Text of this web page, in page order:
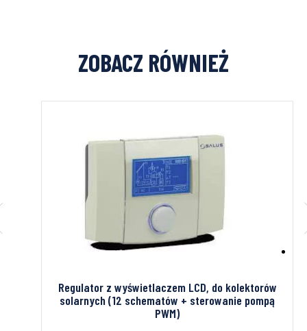
ZOBACZ RÓWNIEŻ
Regulator z wyświetlaczem LCD, do kolektorów
solarnych (12 schematów + sterowanie pompą
PWM)